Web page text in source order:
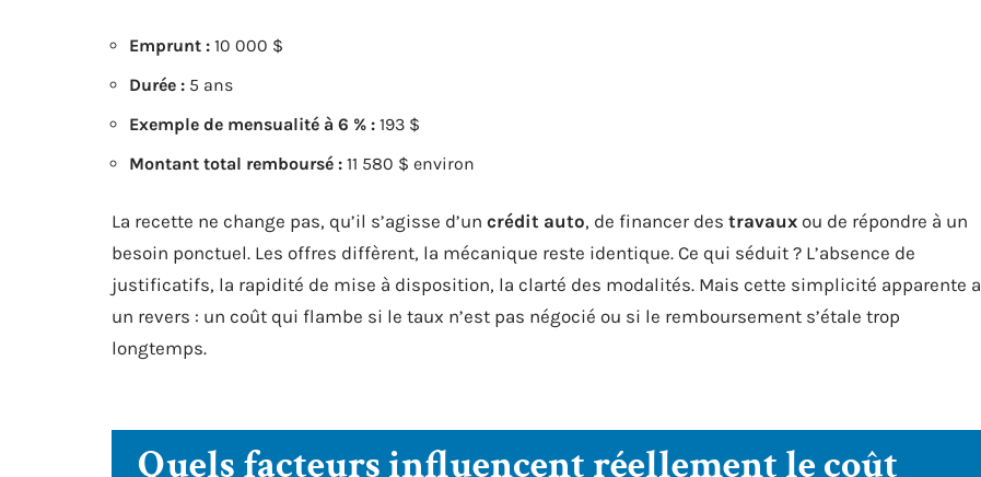
Emprunt : 10 000 $
Durée : 5 ans
Exemple de mensualité à 6 % : 193 $
Montant total remboursé : 11 580 $ environ
La recette ne change pas, qu’il s’agisse d’un crédit auto, de financer des travaux ou de répondre à un
besoin ponctuel. Les offres diffèrent, la mécanique reste identique. Ce qui séduit ? L’absence de
justificatifs, la rapidité de mise à disposition, la clarté des modalités. Mais cette simplicité apparente a
un revers : un coût qui flambe si le taux n’est pas négocié ou si le remboursement s’étale trop
longtemps.
Quels facteurs influencent réellement le coût